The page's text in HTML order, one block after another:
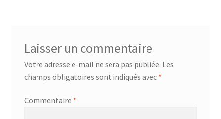
Laisser un commentaire
Votre adresse e-mail ne sera pas publiée. Les
champs obligatoires sont indiqués avec *
Commentaire *